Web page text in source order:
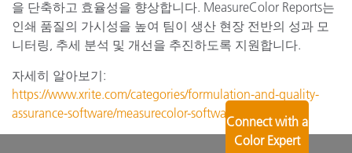
을 단축하고 효율성을 향상합니다. MeasureColor Reports는
인쇄 품질의 가시성을 높여 팀이 생산 현장 전반의 성과 모
니터링, 추세 분석 및 개선을 추진하도록 지원합니다.
자세히 알아보기:
https://www.xrite.com/categories/formulation-and-quality-
assurance-software/measurecolor-software
Connect with a
Color Expert